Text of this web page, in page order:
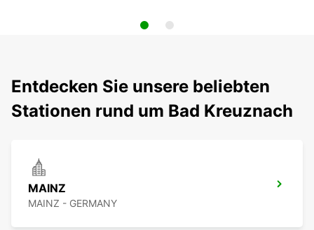
Entdecken Sie unsere beliebten
Stationen rund um Bad Kreuznach
MAINZ
MAINZ - GERMANY